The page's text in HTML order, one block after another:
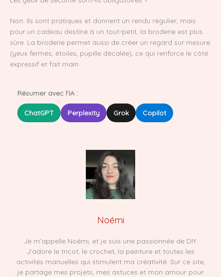
Non. Ils sont pratiques et donnent un rendu régulier, mais
pour un cadeau destiné à un tout-petit, la broderie est plus
sûre. La broderie permet aussi de créer un regard sur mesure
(yeux fermés, étoiles, pupille décalée), ce qui renforce le côté
expressif et fait main.
Résumer avec l'IA :
ChatGPT Perplexity Grok Copilot
Noémi
Je m’appelle Noémi, et je suis une passionnée de DIY.
J’adore le tricot, le crochet, la peinture et toutes les
activités manuelles qui stimulent ma créativité. Sur ce site,
je partage mes projets, mes astuces et mon amour pour